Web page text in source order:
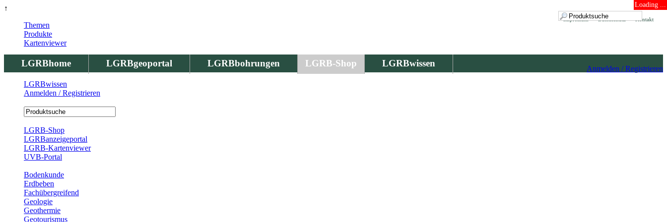
↑ Loading ...
Kontakt
Datenschutz
Impressum
LGRBhome LGRBgeoportal LGRBbohrungen LGRB-Shop LGRBwissen
Anmelden / Registrieren
Themen
Produkte
Kartenviewer
LGRBwissen
Anmelden / Registrieren
LGRB-Shop
LGRBanzeigeportal
LGRB-Kartenviewer
UVB-Portal
Bodenkunde
Erdbeben
Fachübergreifend
Geologie
Geothermie
Geotourismus